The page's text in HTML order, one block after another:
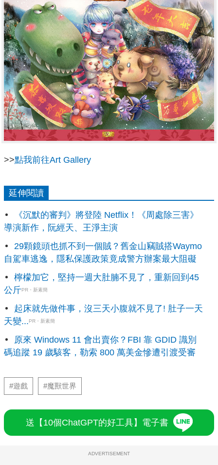
>>點我前往Art Gallery
延伸閱讀
《沉默的審判》將登陸 Netflix！《周處除三害》
導演新作，阮經天、王淨主演
29顆鏡頭也抓不到一個賊？舊金山竊賊搭Waymo
自駕車逃逸，隱私保護政策竟成警方辦案最大阻礙
檸檬加它，堅持一週大肚腩不見了，重新回到45
公斤PR・新素簡
起床就先做件事，沒三天小腹就不見了! 肚子一天
天變...PR・新素簡
原來 Windows 11 會出賣你？FBI 靠 GDID 識別
碼追蹤 19 歲駭客，勒索 800 萬美金慘遭引渡受審
#遊戲 #魔獸世界
送【10個ChatGPT的好工具】電子書
ADVERTISEMENT